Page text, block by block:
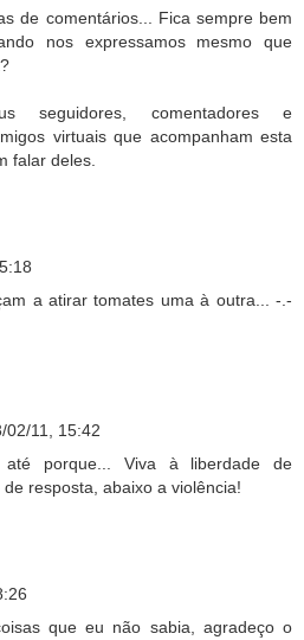
de comentários... Fica sempre bem
nos expressamos mesmo que
seguidores, comentadores e
virtuais que acompanham esta
falar deles.
a atirar tomates uma à outra... -.-
02/11, 15:42
até porque... Viva à liberdade de
resposta, abaixo a violência!
que eu não sabia, agradeço o